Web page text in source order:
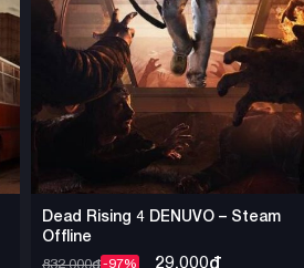
Dead Rising 4 DENUVO – Steam
Offline
832,000₫-97% 29,000₫